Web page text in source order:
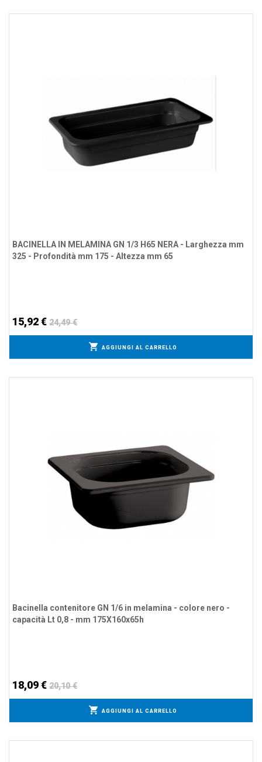
BACINELLA IN MELAMINA GN 1/3 H65 NERA - Larghezza mm
325 - Profondità mm 175 - Altezza mm 65
15,92 € 24,49 €
AGGIUNGI AL CARRELLO
Bacinella contenitore GN 1/6 in melamina - colore nero -
capacità Lt 0,8 - mm 175X160x65h
18,09 € 20,10 €
AGGIUNGI AL CARRELLO